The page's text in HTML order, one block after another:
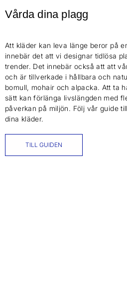
Vårda dina plagg
Att kläder kan leva länge beror på
innebär det att vi designar tidlösa
trender. Det innebär också att att
och är tillverkade i hållbara och
bomull, mohair och alpacka. Att ta
sätt kan förlänga livslängden med
påverkan på miljön. Följ vår guide
dina kläder.
TILL GUIDEN